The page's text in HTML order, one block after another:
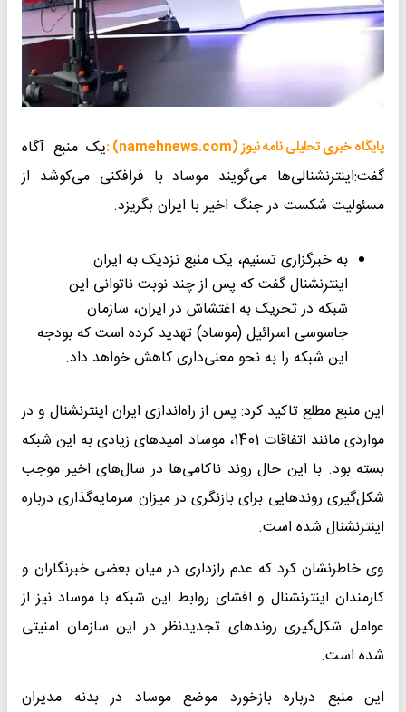
پایگاه خبری تحلیلی نامه نیوز (namehnews.com) :
یک منبع آگاه
گفت:اینترنشنالی‌ها می‌گویند موساد با فرافکنی می‌کوشد از
مسئولیت شکست در جنگ اخیر با ایران بگریزد.
به خبرگزاری تسنیم، یک منبع نزدیک به ایران
اینترنشنال گفت که پس از چند نوبت ناتوانی این
شبکه در تحریک به اغتشاش در ایران، سازمان
جاسوسی اسرائیل (موساد) تهدید کرده است که بودجه
این شبکه را به نحو معنی‌داری کاهش خواهد داد.
این منبع مطلع تاکید کرد: پس از راه‌اندازی ایران اینترنشنال و در
مواردی مانند اتفاقات 1401، موساد امیدهای زیادی به این شبکه
بسته بود. با این حال روند ناکامی‌ها در سال‌های اخیر موجب
شکل‌گیری روندهایی برای بازنگری در میزان سرمایه‌گذاری درباره
اینترنشنال شده است.
وی خاطرنشان کرد که عدم رازداری در میان بعضی خبرنگاران و
کارمندان اینترنشنال و افشای روابط این شبکه با موساد نیز از
عوامل شکل‌گیری روندهای تجدیدنظر در این سازمان امنیتی
شده است.
این منبع درباره بازخورد موضع موساد در بدنه مدیران